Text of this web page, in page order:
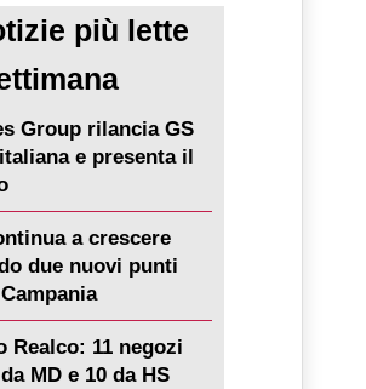
più lette
Group rilancia GS
e presenta il
a crescere
due nuovi punti
Realco: 11 negozi
MD e 10 da HS